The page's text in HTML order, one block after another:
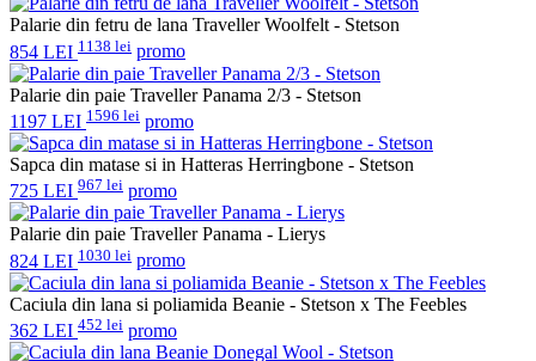
Palarie din fetru de lana Traveller Woolfelt - Stetson
854 LEI 1138 lei promo
Palarie din paie Traveller Panama 2/3 - Stetson
1197 LEI 1596 lei promo
Sapca din matase si in Hatteras Herringbone - Stetson
725 LEI 967 lei promo
Palarie din paie Traveller Panama - Lierys
824 LEI 1030 lei promo
Caciula din lana si poliamida Beanie - Stetson x The Feebles
362 LEI 452 lei promo